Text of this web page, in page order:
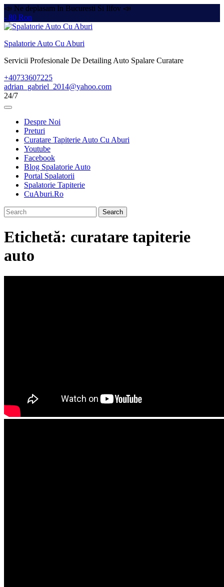
📣 Ne deplasam In Bucuresti Si Ilfov 📣
- 80 Ron
Skip
content
Spalatorie Auto Cu Aburi
Servicii Profesionale De Detailing Auto Spalare Curatare
+40733607225
adrian_gabriel_2014@yahoo.com
24/7
Open
ButtonDespre Noi
Preturi
Curatare Tapiterie Auto Cu Aburi
Youtube
Facebook
Blog Spalatorie Auto
Portal Spalatorii
Spalatorie Tapiterie
CuAburi.Ro
Close
Button
Search
for:
Etichetă: curatare tapiterie
auto